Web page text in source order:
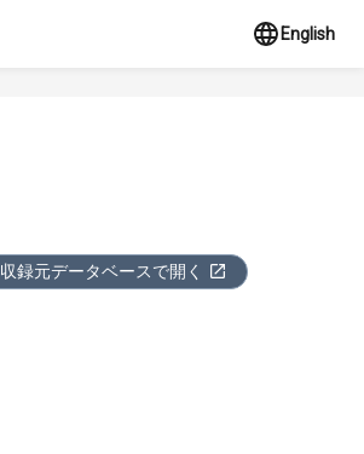
English
収録元データベースで開く